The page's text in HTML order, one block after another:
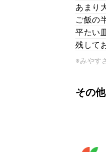
あまり
ご飯の
平たい
残して
※みやす
その